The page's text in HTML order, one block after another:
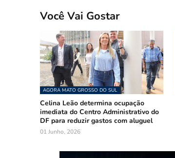
Você Vai Gostar
AGORA MATO GROSSO DO SUL
Celina Leão determina ocupação
imediata do Centro Administrativo do
DF para reduzir gastos com aluguel
01 Junho, 2026